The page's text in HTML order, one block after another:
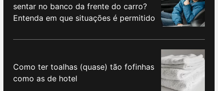
sentar no banco da frente do carro?
Entenda em que situações é permitido
Como ter toalhas (quase) tão fofinhas
como as de hotel